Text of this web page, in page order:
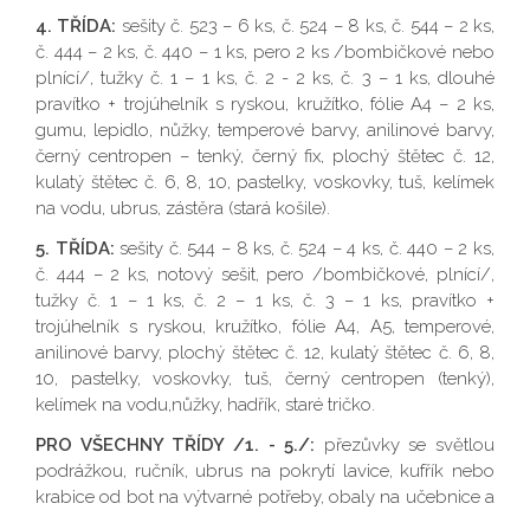
4. TŘÍDA: sešity č. 523 – 6 ks, č. 524 – 8 ks, č. 544 – 2 ks,
č. 444 – 2 ks, č. 440 – 1 ks, pero 2 ks /bombičkové nebo
plnící/, tužky č. 1 – 1 ks, č. 2 - 2 ks, č. 3 – 1 ks, dlouhé
pravítko + trojúhelník s ryskou, kružítko, fólie A4 – 2 ks,
gumu, lepidlo, nůžky, temperové barvy, anilinové barvy,
černý centropen – tenký, černý fix, plochý štětec č. 12,
kulatý štětec č. 6, 8, 10, pastelky, voskovky, tuš, kelímek
na vodu, ubrus, zástěra (stará košile).
5. TŘÍDA: sešity č. 544 – 8 ks, č. 524 – 4 ks, č. 440 – 2 ks,
č. 444 – 2 ks, notový sešit, pero /bombičkové, plnící/,
tužky č. 1 – 1 ks, č. 2 – 1 ks, č. 3 – 1 ks, pravítko +
trojúhelník s ryskou, kružítko, fólie A4, A5, temperové,
anilinové barvy, plochý štětec č. 12, kulatý štětec č. 6, 8,
10, pastelky, voskovky, tuš, černý centropen (tenký),
kelímek na vodu,nůžky, hadřík, staré tričko.
PRO VŠECHNY TŘÍDY /1. - 5./: přezůvky se světlou
podrážkou, ručník, ubrus na pokrytí lavice, kufřík nebo
krabice od bot na výtvarné potřeby, obaly na učebnice a